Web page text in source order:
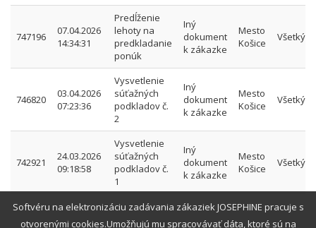
747196
07.04.2026
14:34:31
Predĺženie
lehoty na
predkladanie
ponúk
Iný
dokument
k zákazke
Mesto
Košice
Všetkým
746820
03.04.2026
07:23:36
Vysvetlenie
súťažných
podkladov č.
2
Iný
dokument
k zákazke
Mesto
Košice
Všetkým
742921
24.03.2026
09:18:58
Vysvetlenie
súťažných
podkladov č.
1
Iný
dokument
k zákazke
Mesto
Košice
Všetkým
Softvéru na elektronizáciu zadávania zákaziek JOSEPHINE pracuje s
otvorenými cookies.Umožňujú mu spracovávať dáta, ktoré sú na